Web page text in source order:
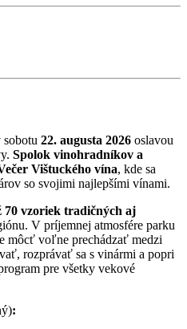
sobotu 22. augusta 2026 oslavou
Spolok vinohradníkov a
Vištuckého vína, kde sa
so svojimi najlepšími vínami.
70 vzoriek tradičných aj
V príjemnej atmosfére parku
môcť voľne prechádzať medzi
rozprávať sa s vinármi a popri
pre všetky vekové
: